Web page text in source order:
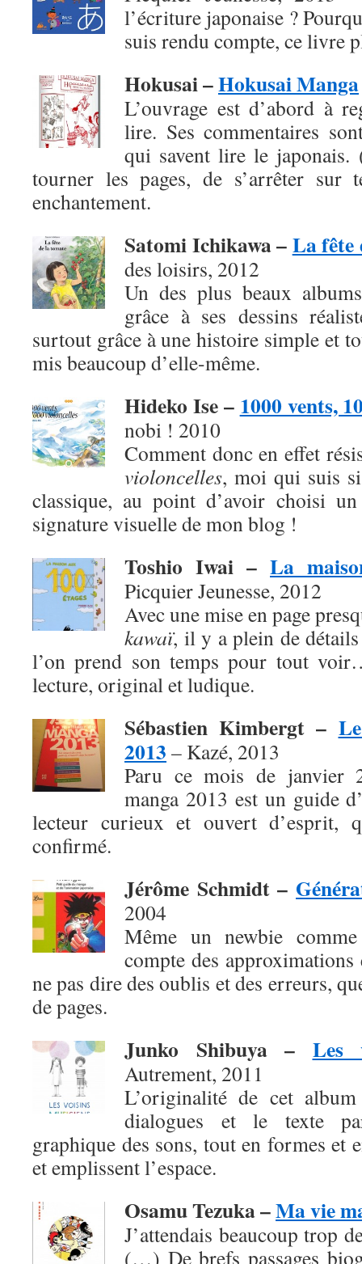
l’écriture japonaise ?
suis rendu compte, ce livre
Hokusai –Hokusai Manga
L’ouvrage est d’abord à
lire. Ses commentaires
qui savent lire le
tourner les pages, de s’arrêter sur
enchantement.
Satomi Ichikawa –La fête
des loisirs, 2012
Un des plus beaux
grâce à ses dessins
surtout grâce à une histoire simple et
mis beaucoup d’elle-même.
Hideko Ise – 1000 vents,
nobi ! 2010
Comment donc en effet
violoncelles, moi qui suis
classique, au point d’avoir choisi
signature visuelle de mon blog !
Toshio Iwai – La
Picquier Jeunesse, 2012
Avec une mise en page
kawaï, il y a plein de
l’on prend son temps pour tout
lecture, original et ludique.
Sébastien Kimbergt –
2013 – Kazé, 2013
Paru ce mois de janvier
manga 2013 est un guide
lecteur curieux et ouvert d’esprit,
confirmé.
Jérôme Schmidt –
2004
Même un newbie
compte des
ne pas dire des oublis et des erreurs,
de pages.
Junko Shibuya– Les
Autrement, 2011
L’originalité de cet
dialogues et le texte
graphique des sons, tout en formes et
et emplissent l’espace.
Osamu Tezuka –Ma vie
J’attendais beaucoup trop
(…) De brefs passages